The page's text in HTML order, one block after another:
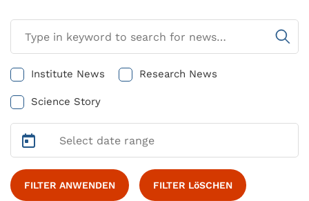
Institute News Research News
Science Story
FILTER ANWENDEN FILTER LöSCHEN